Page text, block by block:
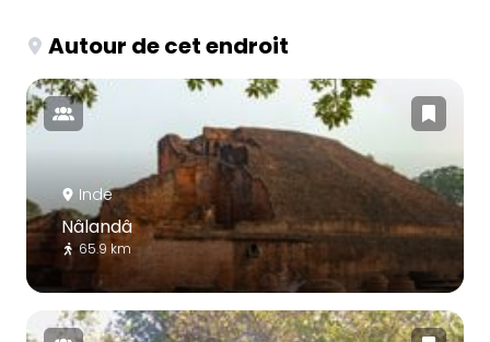
Autour de cet endroit
Inde
Nâlandâ
65.9 km